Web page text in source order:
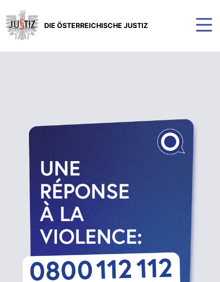
DIE ÖSTERREICHISCHE JUSTIZ